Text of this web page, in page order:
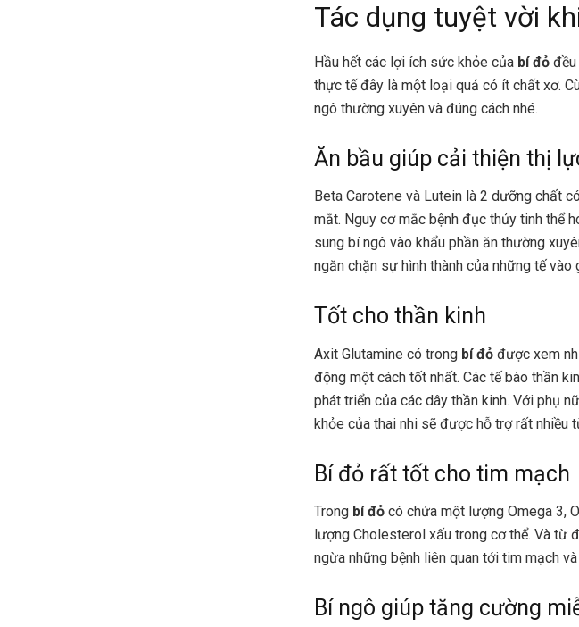
Tác dụng tuyệt vời
Hầu hết các lợi ích sức khỏe của bí đỏ
thực tế đây là một loại quả có ít chất xơ.
ngô thường xuyên và đúng cách nhé.
Ăn bầu giúp cải thiện thị
Beta Carotene và Lutein là 2 dưỡng chất
mắt. Nguy cơ mắc bệnh đục thủy tinh thể
sung bí ngô vào khẩu phần ăn thường
ngăn chặn sự hình thành của những tế
Tốt cho thần kinh
Axit Glutamine có trong bí đỏ được xem
động một cách tốt nhất. Các tế bào thần
phát triển của các dây thần kinh. Với phụ
khỏe của thai nhi sẽ được hỗ trợ rất nhiều
Bí đỏ rất tốt cho tim mạch
Trong bí đỏ có chứa một lượng Omega 3,
lượng Cholesterol xấu trong cơ thể. Và từ
ngừa những bệnh liên quan tới tim mạch và
Bí ngô giúp tăng cường